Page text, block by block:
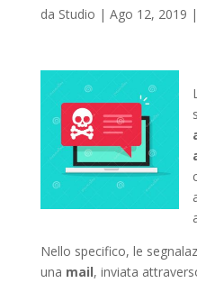
da Studio | Ago 12, 2019 |
Nello specifico, le
una mail, inviata